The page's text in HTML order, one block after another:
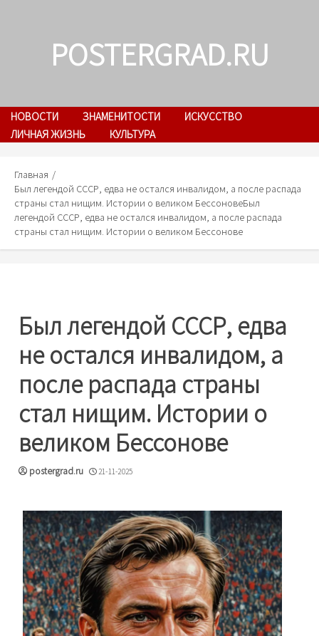
POSTERGRAD.RU
НОВОСТИ ЗНАМЕНИТОСТИ
ИСКУССТВО
ЛИЧНАЯ ЖИЗНЬ
КУЛЬТУРА
Главная
Был легендой СССР, едва не остался инвалидом, а после распада
страны стал нищим. Истории о великом БессоновеБыл
легендой СССР, едва не остался инвалидом, а после распада
страны стал нищим. Истории о великом Бессонове
Был легендой СССР, едва
не остался инвалидом, а
после распада страны
стал нищим. Истории о
великом Бессонове
postergrad.ru 21-11-2025